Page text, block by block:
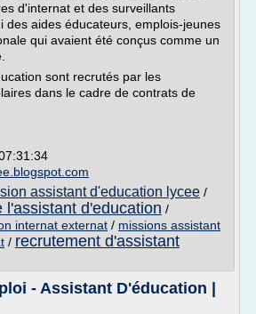
d'internat et des surveillants
des aides éducateurs, emplois-jeunes
qui avaient été conçus comme un
sont recrutés par les
dans le cadre de contrats de
assistant d'education lycee /
l'assistant d'education /
internat externat / missions assistant
/ recrutement d'assistant
- Assistant D'éducation |